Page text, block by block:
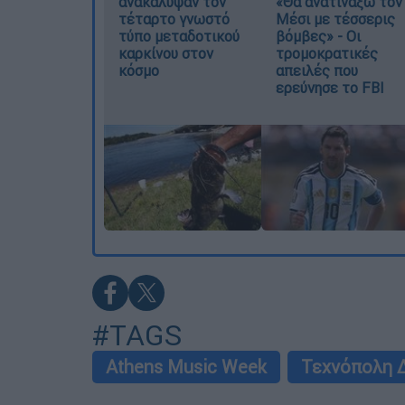
τέταρτο γνωστό
τύπο μεταδοτικού
καρκίνου στον
κόσμο
Μέσι με τέσσερις
βόμβες» - Οι
τρομοκρατικές
απειλές που
ερεύνησε το FBI
#TAGS
Athens Music Week Τεχνόπολη